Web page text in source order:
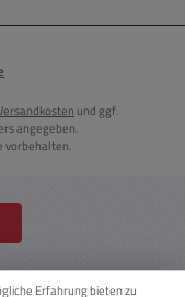
und ggf.
angegeben.
vorbehalten.
Erfahrung bieten zu